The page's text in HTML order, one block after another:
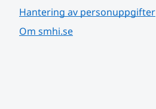
Hantering av personuppgifter
Om smhi.se